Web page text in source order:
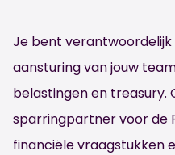
Je bent verantwoordelijk
aansturing van jouw
belastingen en treasury.
sparringpartner voor de
financiële vraagstukken